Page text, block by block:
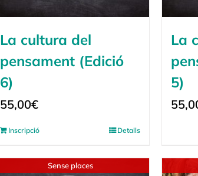
La cultura del
pensament (Edició
6)
55,00€
Inscripció Detalls
La
5)
Sense places